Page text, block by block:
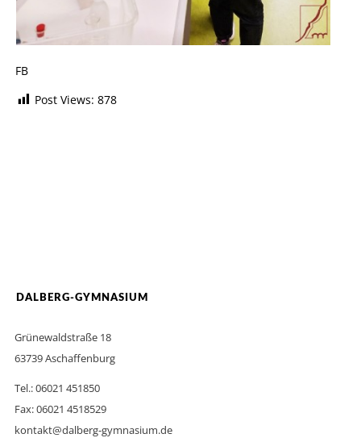
FB
Post Views: 878
DALBERG-GYMNASIUM
Grünewaldstraße 18
63739 Aschaffenburg
Tel.: 06021 451850
Fax: 06021 4518529
kontakt@dalberg-gymnasium.de